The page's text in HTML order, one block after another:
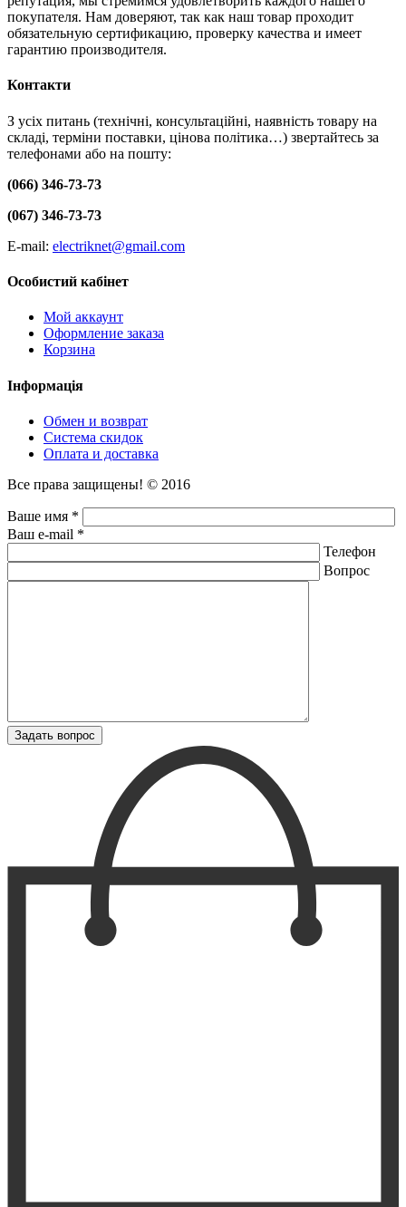
покупателя. Нам доверяют, так как наш товар проходит
обязательную сертификацию, проверку качества и имеет
гарантию производителя.
Контакти
З усіх питань (технічні, консультаційні, наявність товару на
складі, терміни поставки, цінова політика…) звертайтесь за
телефонами або на пошту:
(066) 346-73-73
(067) 346-73-73
E-mail: electriknet@gmail.com
Особистий кабінет
Мой аккаунт
Оформление заказа
Корзина
Інформація
Обмен и возврат
Система скидок
Оплата и доставка
Все права защищены! © 2016
Ваше имя *
Ваш e-mail *
Телефон
Вопрос